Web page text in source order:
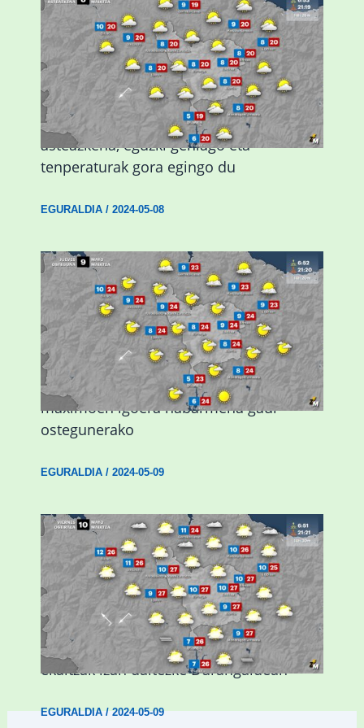
Eguraldiak hobera egingo du gaur,
asteazkena, eguzki gehiago eta
tenperaturak gora egingo du
EGURALDIA/ 2024-05-08
Giro eguzkitsua eta tenperatura
maximoen igoera nabarmena gaur
ostegunerako
EGURALDIA/ 2024-05-09
Asteburuan 25 gradu baino gehiago eta
ekaitzak izan daitezke Durangaldean
EGURALDIA/2024-05-09